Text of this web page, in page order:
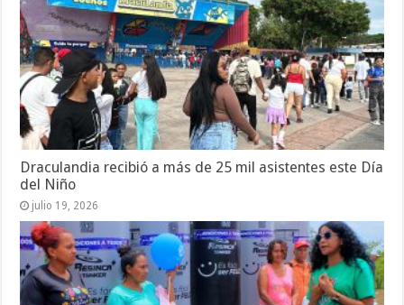
Draculandia recibió a más de 25 mil asistentes este Día
del Niño
julio 19, 2026